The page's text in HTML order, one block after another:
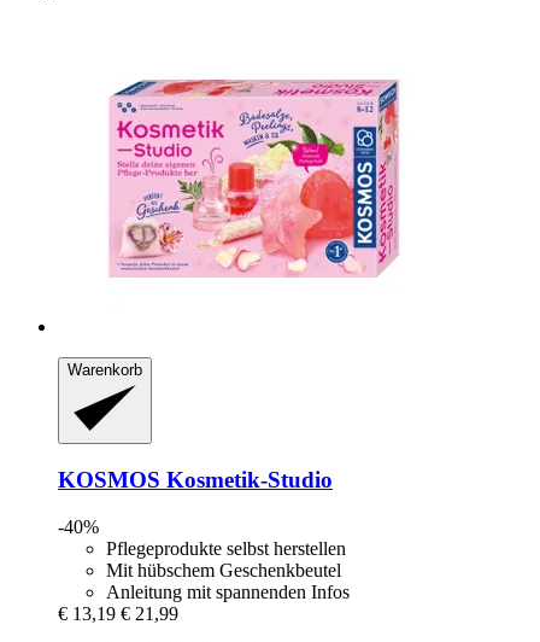
Warenkorb
KOSMOS Kosmetik-​Studio
-40%
Pflegeprodukte selbst herstellen
Mit hübschem Geschenkbeutel
Anleitung mit spannenden Infos
€ 13,19 € 21,99